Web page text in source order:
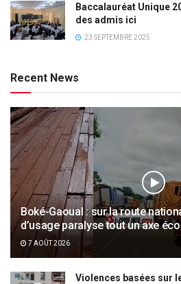
Baccalauréat Unique
des admis ici
23 SEPTEMBRE 2025
Recent News
Boké-Gaoual : sur la route
d’usage paralyse tout un axe
7 AOÛT 2026
Violences basées sur